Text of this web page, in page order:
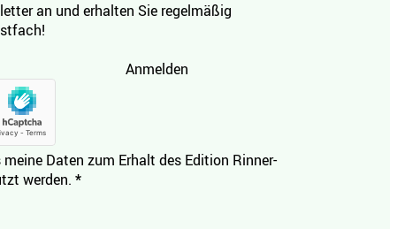
an und erhalten Sie regelmäßig
Anmelden
Daten zum Erhalt des Edition Rinner-
werden. *